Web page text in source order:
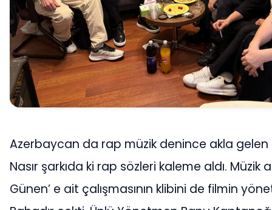
Azerbaycan da rap müzik denince akla gelen
Nasır şarkıda ki rap sözleri kaleme aldı. Müzik
Günen’ e ait çalışmasının klibini de filmin